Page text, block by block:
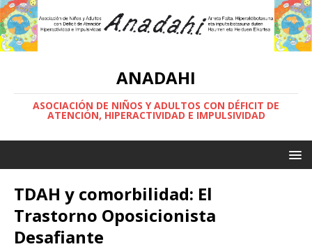
ANADAHI
ASOCIACIÓN DE NIÑOS Y ADULTOS CON DÉFICIT DE
ATENCIÓN, HIPERACTIVIDAD E IMPULSIVIDAD
TDAH y comorbilidad: El
Trastorno Oposicionista
Desafiante